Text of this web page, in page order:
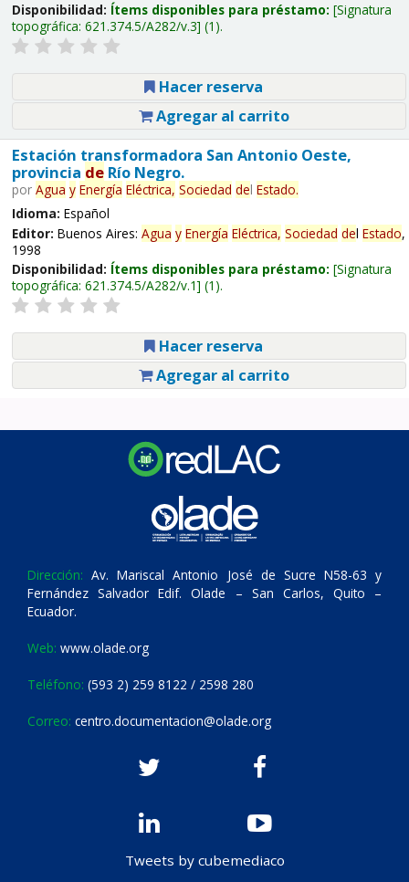
Disponibilidad: Ítems disponibles para préstamo: Signatura
topográfica: 621.374.5/A282/v.3 (1).
Hacer reserva
Agregar al carrito
Estación transformadora San Antonio Oeste,
provincia deRío Negro.
por Agua y Energía Eléctrica, Sociedad del Estado.
Idioma: Español
Editor: Buenos Aires: Agua y Energía Eléctrica, Sociedad del Estado,
1998
Disponibilidad: Ítems disponibles para préstamo: Signatura
topográfica: 621.374.5/A282/v.1 (1).
Hacer reserva
Agregar al carrito
Dirección: Av. Mariscal Antonio José de Sucre N58-63 y
Fernández Salvador Edif. Olade – San Carlos, Quito –
Ecuador.
Web: www.olade.org
Teléfono: (593 2) 259 8122 / 2598 280
Correo: centro.documentacion@olade.org
Tweets by cubemediaco